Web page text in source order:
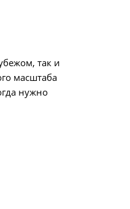
так и
масштаба
нужно